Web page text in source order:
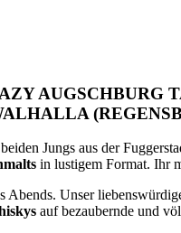
AUGSCHBURG
Jungs aus der
in lustigem Format. Ihr
Abends. Unser
auf bezaubernde und